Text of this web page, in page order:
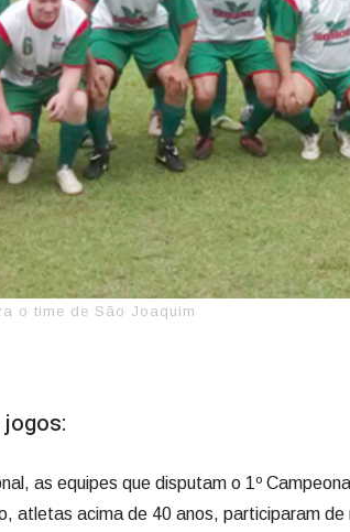
o time de São Joaquim
as equipes que disputam o 1º
atletas acima de 40 anos, participaram de